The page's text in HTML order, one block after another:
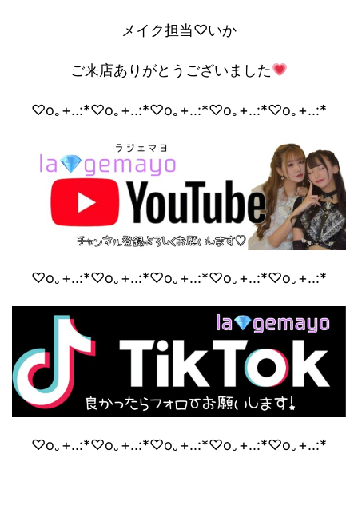
メイク担当♡いか
ご来店ありがとうございました
♡o｡+..:*♡o｡+..:*♡o｡+..:*♡o｡+..:*♡o｡+..:*
♡o｡+..:*♡o｡+..:*♡o｡+..:*♡o｡+..:*♡o｡+..:*
♡o｡+..:*♡o｡+..:*♡o｡+..:*♡o｡+..:*♡o｡+..:*